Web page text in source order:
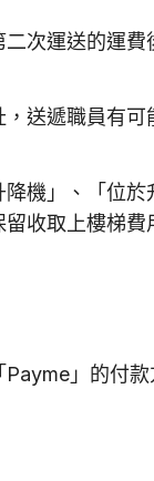
次運送的運
送遞職員有
機」、「位
收取上樓梯
」的付